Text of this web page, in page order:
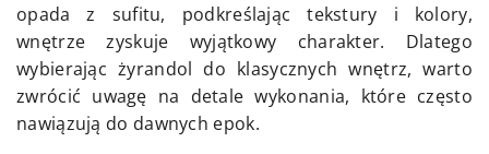
opada z sufitu, podkreślając tekstury i kolory,
wnętrze zyskuje wyjątkowy charakter. Dlatego
wybierając żyrandol do klasycznych wnętrz, warto
zwrócić uwagę na detale wykonania, które często
nawiązują do dawnych epok.